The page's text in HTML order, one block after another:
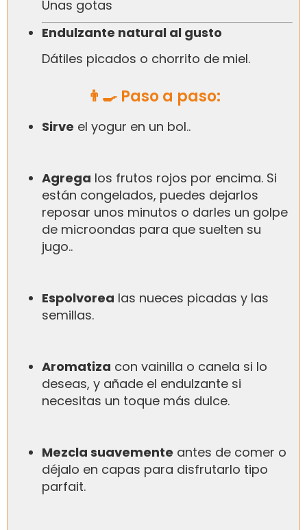
Unas gotas
Endulzante natural al gusto
Dátiles picados o chorrito de miel.
👨‍🍳 Paso a paso:
Sirve el yogur en un bol..
Agrega los frutos rojos por encima. Si
están congelados, puedes dejarlos
reposar unos minutos o darles un golpe
de microondas para que suelten su
jugo..
Espolvorea las nueces picadas y las
semillas.
Aromatiza con vainilla o canela si lo
deseas, y añade el endulzante si
necesitas un toque más dulce.
Mezcla suavemente antes de comer o
déjalo en capas para disfrutarlo tipo
parfait.